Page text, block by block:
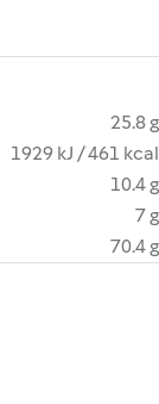
25.8 g
1929 kJ / 461 kcal
10.4 g
7 g
70.4 g